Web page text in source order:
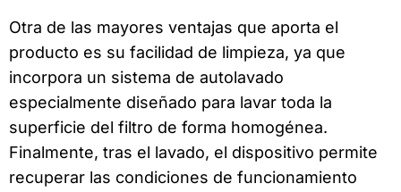
Otra de las mayores ventajas que aporta el
producto es su facilidad de limpieza, ya que
incorpora un sistema de autolavado
especialmente diseñado para lavar toda la
superficie del filtro de forma homogénea.
Finalmente, tras el lavado, el dispositivo permite
recuperar las condiciones de funcionamiento